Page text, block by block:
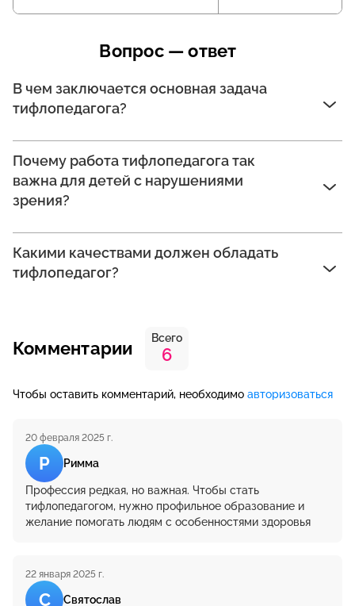
Вопрос — ответ
В чем заключается основная задача
тифлопедагога?
Почему работа тифлопедагога так
важна для детей с нарушениями
зрения?
Какими качествами должен обладать
тифлопедагог?
Комментарии Всего
6
Чтобы оставить комментарий, необходимо авторизоваться
Р Римма
20 февраля 2025 г.
Профессия редкая, но важная. Чтобы стать
тифлопедагогом, нужно профильное образование и
желание помогать людям с особенностями здоровья
С Святослав
22 января 2025 г.